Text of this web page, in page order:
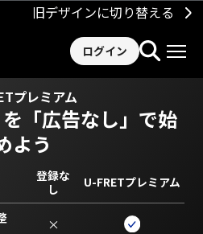
旧デザインに切り替える
ログイン
プレミアム
「広告なし」で始
よう
登録な
し
U-FRETプレミアム
×